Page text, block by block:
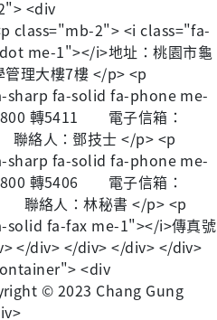
<div
class="mb-2"> <i class="fa-
me-1"></i>地址：桃園市龜
理大樓7樓 </p> <p
sharp fa-solid fa-phone me-
轉5411 電子信箱：
絡人：鄧技士 </p> <p
sharp fa-solid fa-phone me-
轉5406 電子信箱：
絡人：林秘書 </p> <p
fa-fax me-1"></i>傳真號
</div> </div> </div> </div>
<div
© 2023 Chang Gung